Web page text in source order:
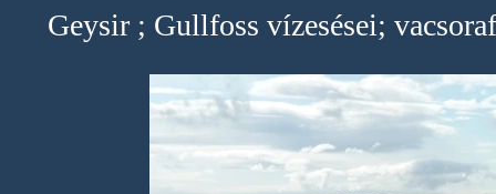
Geysir ; Gullfoss vízesései;